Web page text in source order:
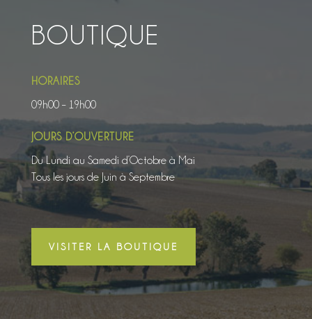
BOUTIQUE
HORAIRES
09h00 – 19h00
JOURS D’OUVERTURE
Du Lundi au Samedi d’Octobre à Mai
Tous les jours de Juin à Septembre
VISITER LA BOUTIQUE